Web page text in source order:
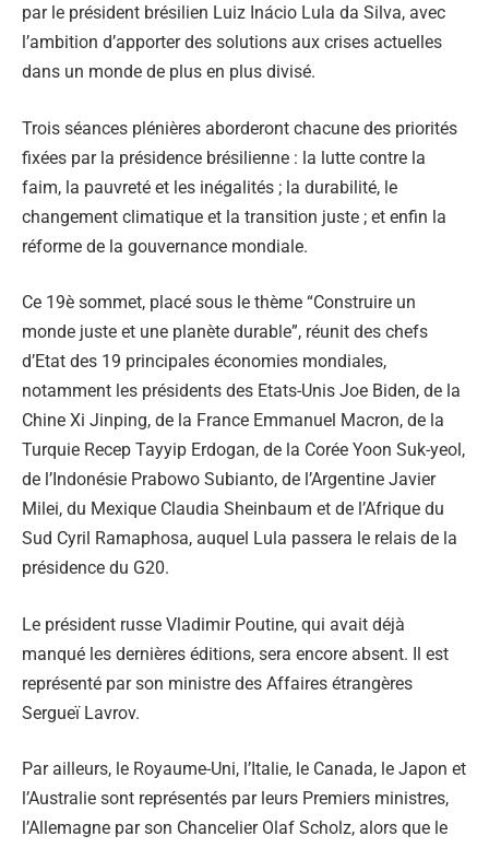
par le président brésilien Luiz Inácio Lula da Silva, avec
l’ambition d’apporter des solutions aux crises actuelles
dans un monde de plus en plus divisé.
Trois séances plénières aborderont chacune des priorités
fixées par la présidence brésilienne : la lutte contre la
faim, la pauvreté et les inégalités ; la durabilité, le
changement climatique et la transition juste ; et enfin la
réforme de la gouvernance mondiale.
Ce 19è sommet, placé sous le thème “Construire un
monde juste et une planète durable”, réunit des chefs
d’Etat des 19 principales économies mondiales,
notamment les présidents des Etats-Unis Joe Biden, de la
Chine Xi Jinping, de la France Emmanuel Macron, de la
Turquie Recep Tayyip Erdogan, de la Corée Yoon Suk-yeol,
de l’Indonésie Prabowo Subianto, de l’Argentine Javier
Milei, du Mexique Claudia Sheinbaum et de l’Afrique du
Sud Cyril Ramaphosa, auquel Lula passera le relais de la
présidence du G20.
Le président russe Vladimir Poutine, qui avait déjà
manqué les dernières éditions, sera encore absent. Il est
représenté par son ministre des Affaires étrangères
Sergueï Lavrov.
Par ailleurs, le Royaume-Uni, l’Italie, le Canada, le Japon et
l’Australie sont représentés par leurs Premiers ministres,
l’Allemagne par son Chancelier Olaf Scholz, alors que le